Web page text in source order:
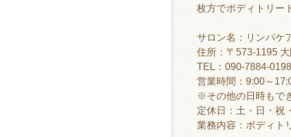
枚方でボディトリー
サロン名：リンパケ
住所：〒573-1195
TEL：090-7884-0198
営業時間：9:00～
※その他の日時もで
定休日：土・日・祝
業務内容：ボディト